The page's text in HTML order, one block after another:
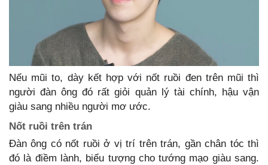
Nếu mũi to, dày kết hợp với nốt ruồi đen trên mũi thì
người đàn ông đó rất giỏi quản lý tài chính, hậu vận
giàu sang nhiều người mơ ước.
Nốt ruồi trên trán
Đàn ông có nốt ruồi ở vị trí trên trán, gần chân tóc thì
đó là điềm lành, biểu tượng cho tướng mạo giàu sang.